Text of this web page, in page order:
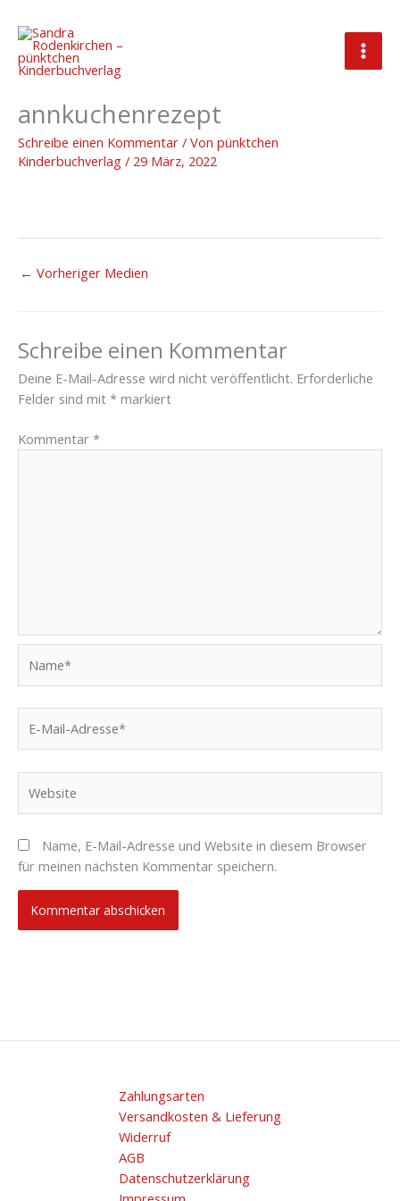
Inhalt
springen
Freebies_Bruno_Produktbild_Pf
annkuchenrezept
Schreibe einen Kommentar / Von pünktchen
Kinderbuchverlag / 29 März, 2022
← Vorheriger Medien
Schreibe einen Kommentar
Deine E-Mail-Adresse wird nicht veröffentlicht. Erforderliche
Felder sind mit * markiert
Kommentar *
Mail-
Name, E-Mail-Adresse und Website in diesem Browser
für meinen nächsten Kommentar speichern.
Zahlungsarten
Versandkosten & Lieferung
Widerruf
AGB
Datenschutzerklärung